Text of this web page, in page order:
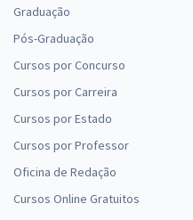
Graduação
Pós-Graduação
Cursos por Concurso
Cursos por Carreira
Cursos por Estado
Cursos por Professor
Oficina de Redação
Cursos Online Gratuitos